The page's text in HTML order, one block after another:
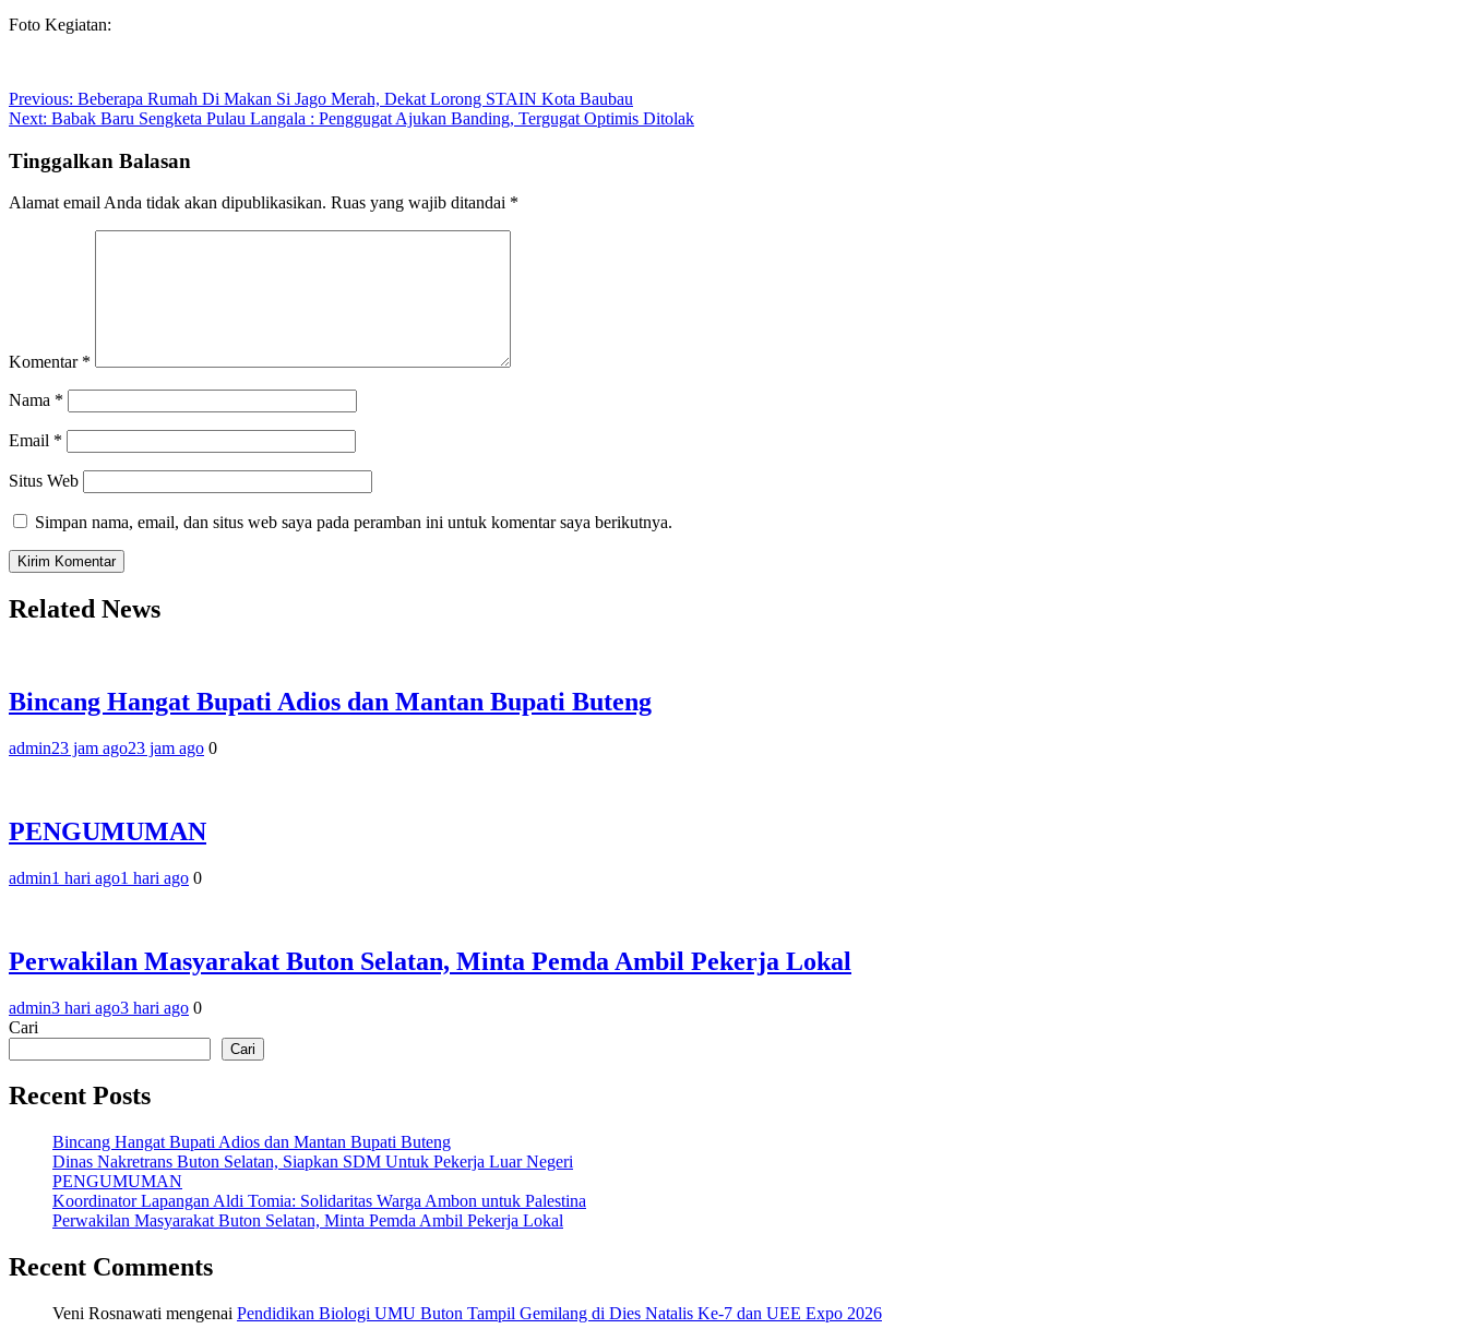
Foto Kegiatan:
Navigasi
pos
Previous: Beberapa Rumah Di Makan Si Jago Merah, Dekat Lorong STAIN Kota Baubau
Next: Babak Baru Sengketa Pulau Langala : Penggugat Ajukan Banding, Tergugat Optimis Ditolak
Tinggalkan Balasan
Alamat email Anda tidak akan dipublikasikan. Ruas yang wajib ditandai *
Komentar *
Nama *
Email *
Situs Web
Simpan nama, email, dan situs web saya pada peramban ini untuk komentar saya berikutnya.
Related News
Bincang Hangat Bupati Adios dan Mantan Bupati Buteng
admin23 jam ago23 jam ago 0
PENGUMUMAN
admin1 hari ago1 hari ago 0
Perwakilan Masyarakat Buton Selatan, Minta Pemda Ambil Pekerja Lokal
admin3 hari ago3 hari ago 0
Cari
Cari
Recent Posts
Bincang Hangat Bupati Adios dan Mantan Bupati Buteng
Dinas Nakretrans Buton Selatan, Siapkan SDM Untuk Pekerja Luar Negeri
PENGUMUMAN
Koordinator Lapangan Aldi Tomia: Solidaritas Warga Ambon untuk Palestina
Perwakilan Masyarakat Buton Selatan, Minta Pemda Ambil Pekerja Lokal
Recent Comments
Veni Rosnawati mengenai Pendidikan Biologi UMU Buton Tampil Gemilang di Dies Natalis Ke-7 dan UEE Expo 2026